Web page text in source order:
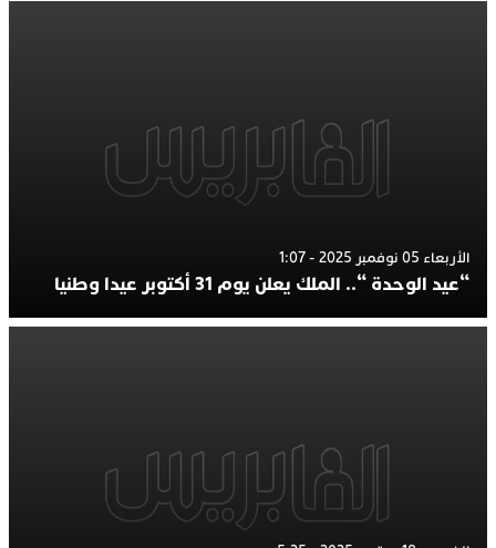
الأربعاء 05 نوفمبر 2025 - 1:07
“عيد الوحدة “.. الملك يعلن يوم 31 أكتوبر عيدا وطنيا